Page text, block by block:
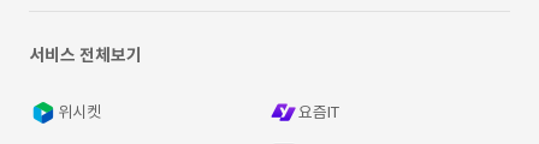
서비스 전체보기
위시켓 요즘IT